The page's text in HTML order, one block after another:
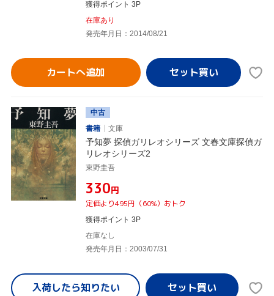
獲得ポイント 3P
在庫あり
発売年月日：2014/08/21
カートへ追加
中古
書籍
文庫
予知夢 探偵ガリレオシリーズ 文春文庫探偵ガ
リレオシリーズ2
東野圭吾
¥330円
定価より495円（60%）おトク
獲得ポイント 3P
在庫なし
発売年月日：2003/07/31
入荷したら知りたい